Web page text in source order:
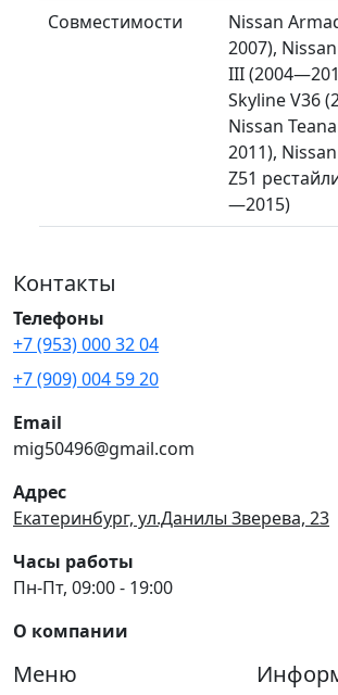
Совместимости
Nissan
2007),
III
Skyline V36
Nissan
2011),
Z51
—2015)
Контакты
Телефоны
+7 (953) 000 32 04
+7 (909) 004 59 20
Email
mig50496@gmail.com
Адрес
Екатеринбург, ул.Данилы Зверева, 23
Часы работы
Пн-Пт, 09:00 - 19:00
О компании
Меню